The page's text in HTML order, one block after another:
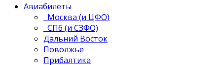
Авиабилеты
Москва (и ЦФО)
СПб (и СЗФО)
Дальний Восток
Поволжье
Прибалтика